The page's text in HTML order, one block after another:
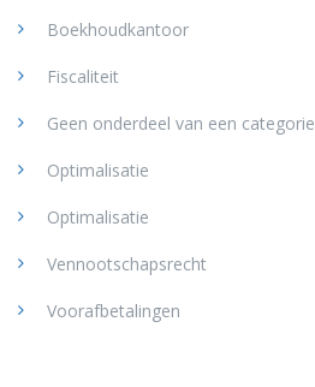
Boekhoudkantoor
Fiscaliteit
Geen onderdeel van een categorie
Optimalisatie
Optimalisatie
Vennootschapsrecht
Voorafbetalingen